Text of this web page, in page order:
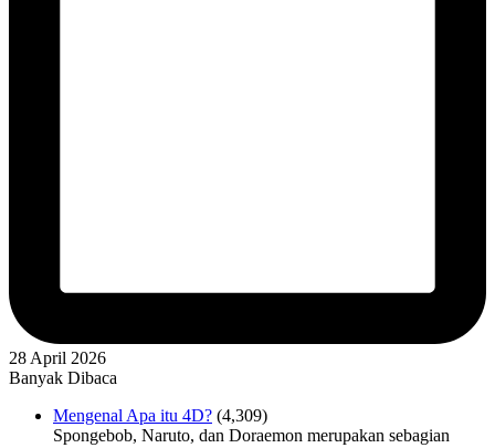
28 April 2026
Banyak Dibaca
Mengenal Apa itu 4D? (4,309)
Spongebob, Naruto, dan Doraemon merupakan sebagian